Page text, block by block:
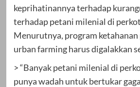
keprihatinannya terhadap
terhadap petani milenial di
Menurutnya, program ketahanan
urban farming harus digalakkan
> “Banyak petani milenial di
punya wadah untuk bertukar